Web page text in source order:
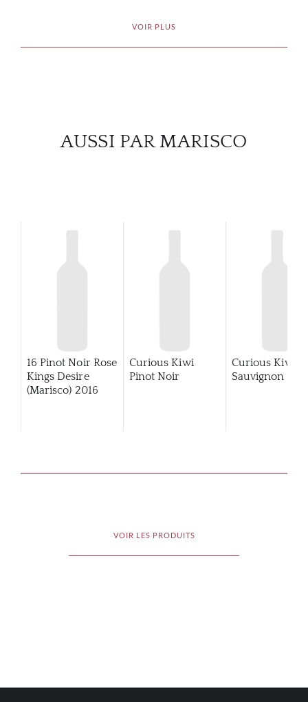
VOIR PLUS
AUSSI PAR MARISCO
16 Pinot Noir Rose
Kings Desire
(Marisco) 2016
Curious Kiwi
Pinot Noir
Curious Kiwi
Sauvignon
VOIR LES PRODUITS